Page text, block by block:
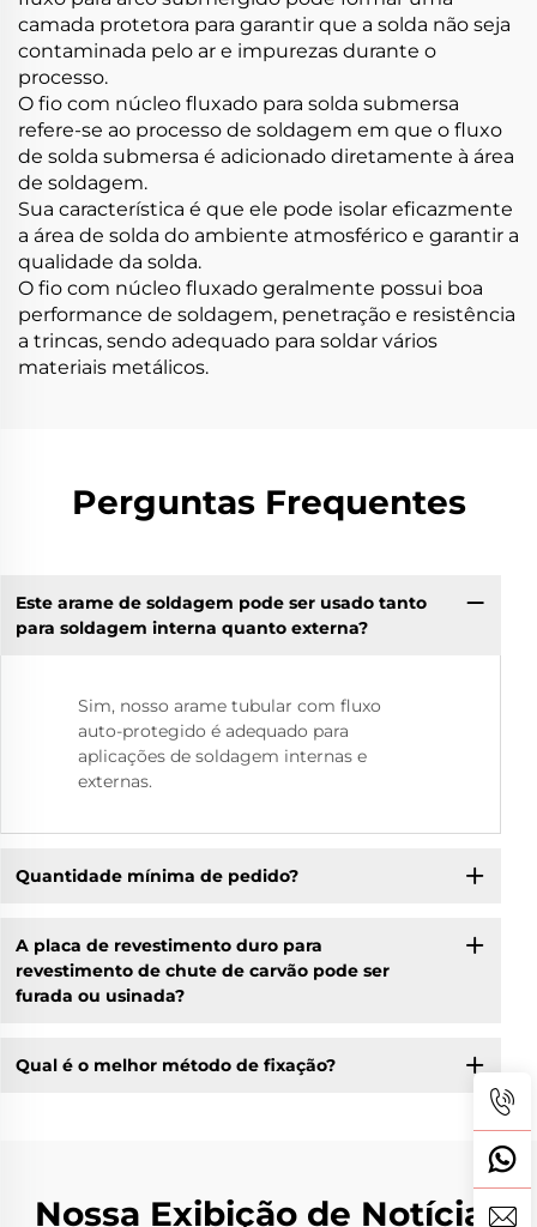
camada protetora para garantir que a solda não seja
contaminada pelo ar e impurezas durante o
processo.
O fio com núcleo fluxado para solda submersa
refere-se ao processo de soldagem em que o fluxo
de solda submersa é adicionado diretamente à área
de soldagem.
Sua característica é que ele pode isolar eficazmente
a área de solda do ambiente atmosférico e garantir a
qualidade da solda.
O fio com núcleo fluxado geralmente possui boa
performance de soldagem, penetração e resistência
a trincas, sendo adequado para soldar vários
materiais metálicos.
Perguntas Frequentes
Este arame de soldagem pode ser usado tanto
para soldagem interna quanto externa?
Sim, nosso arame tubular com fluxo
auto-protegido é adequado para
aplicações de soldagem internas e
externas.
Quantidade mínima de pedido?
A placa de revestimento duro para
revestimento de chute de carvão pode ser
furada ou usinada?
Qual é o melhor método de fixação?
Nossa Exibição de Notícias